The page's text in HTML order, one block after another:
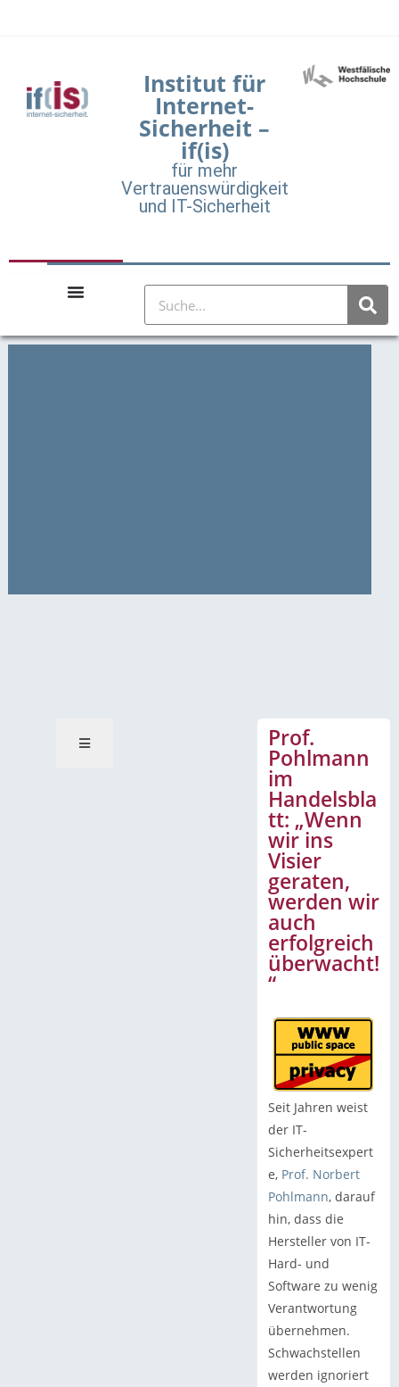
Institut für
Internet-
Sicherheit –
if(is)
für mehr
Vertrauenswürdigkeit
und IT-Sicherheit
Prof.
Pohlmann
im
Handelsbla
tt: „Wenn
wir ins
Visier
geraten,
werden wir
auch
erfolgreich
überwacht!
“
Seit Jahren weist
der IT-
Sicherheitsexpert
e, Prof. Norbert
Pohlmann, darauf
hin, dass die
Hersteller von IT-
Hard- und
Software zu wenig
Verantwortung
übernehmen.
Schwachstellen
werden ignoriert